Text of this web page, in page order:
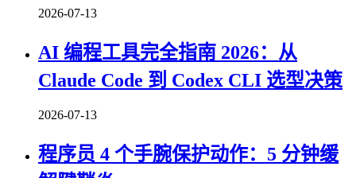
2026-07-13
AI 编程工具完全指南 2026：从
Claude Code 到 Codex CLI 选型决策
2026-07-13
程序员 4 个手腕保护动作：5 分钟缓